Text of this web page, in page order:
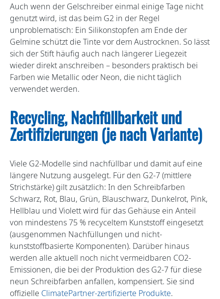
Auch wenn der Gelschreiber einmal einige Tage nicht
genutzt wird, ist das beim G2 in der Regel
unproblematisch: Ein Silikonstopfen am Ende der
Gelmine schützt die Tinte vor dem Austrocknen. So lässt
sich der Stift häufig auch nach längerer Liegezeit
wieder direkt anschreiben – besonders praktisch bei
Farben wie Metallic oder Neon, die nicht täglich
verwendet werden.
Recycling, Nachfüllbarkeit und
Zertifizierungen (je nach Variante)
Viele G2-Modelle sind nachfüllbar und damit auf eine
längere Nutzung ausgelegt. Für den G2-7 (mittlere
Strichstärke) gilt zusätzlich: In den Schreibfarben
Schwarz, Rot, Blau, Grün, Blauschwarz, Dunkelrot, Pink,
Hellblau und Violett wird für das Gehäuse ein Anteil
von mindestens 75 % recyceltem Kunststoff eingesetzt
(ausgenommen Nachfüllungen und nicht-
kunststoffbasierte Komponenten). Darüber hinaus
werden alle aktuell noch nicht vermeidbaren CO2-
Emissionen, die bei der Produktion des G2-7 für diese
neun Schreibfarben anfallen, kompensiert. Sie sind
offizielle ClimatePartner-zertifizierte Produkte.